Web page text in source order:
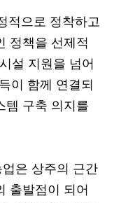
적으로 정착하고
정책을 선제적
설 지원을 넘어
이 함께 연결되
템 구축 의지를
은 상주의 근간
출발점이 되어